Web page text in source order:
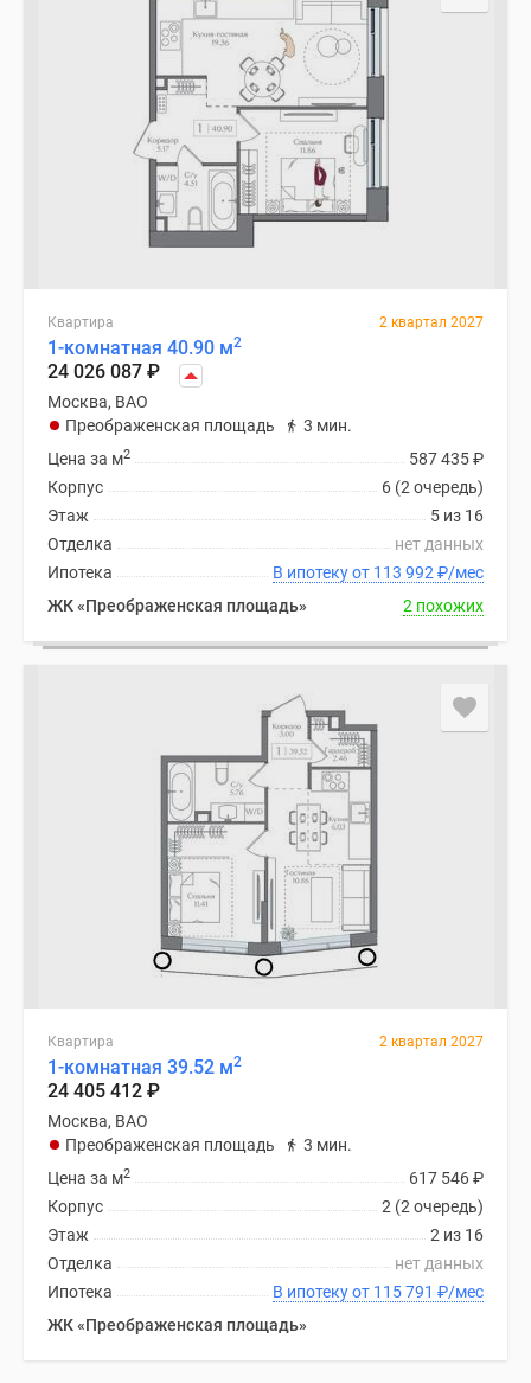
Квартира 2 квартал 2027
1-комнатная 40.90 м2
24 026 087 ₽
Москва, ВАО
Преображенская площадь
3 мин.
587 435₽
Цена за м2
6 (2 очередь)
Корпус
5 из 16
Этаж
нет данных
Отделка
В ипотеку от 113 992 ₽/мес
Ипотека
ЖК «Преображенская площадь»
2 похожих
Квартира 2 квартал 2027
1-комнатная 39.52 м2
24 405 412 ₽
Москва, ВАО
Преображенская площадь
3 мин.
617 546₽
Цена за м2
2 (2 очередь)
Корпус
2 из 16
Этаж
нет данных
Отделка
В ипотеку от 115 791 ₽/мес
Ипотека
ЖК «Преображенская площадь»